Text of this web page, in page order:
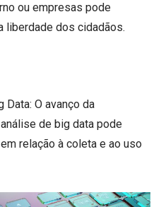
ou empresas pode
liberdade dos cidadãos.
Data: O avanço da
de big data pode
relação à coleta e ao uso